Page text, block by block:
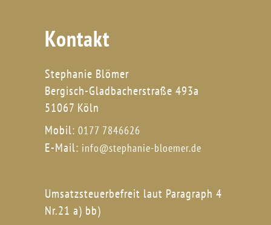
Kontakt
Stephanie Blömer
Bergisch-Gladbacherstraße 493a
51067 Köln
Mobil: 0177 7846626
E-Mail: info@stephanie-bloemer.de
Umsatzsteuerbefreit laut Paragraph 4
Nr.21 a) bb)